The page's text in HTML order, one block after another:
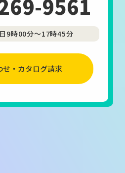
9561
9時00分～17時45分
せ・カタログ請求